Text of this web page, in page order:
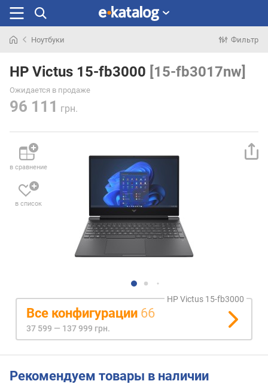
раньше
Ноутбуки Фильтр
HP Victus 15-fb3000 [15-fb3017nw]
Ожидается в продаже
96 111 грн.
в сравнение
в список
HP Victus 15-fb3000
Все конфигурации 66
37 599 — 137 999 грн.
Рекомендуем товары в наличии